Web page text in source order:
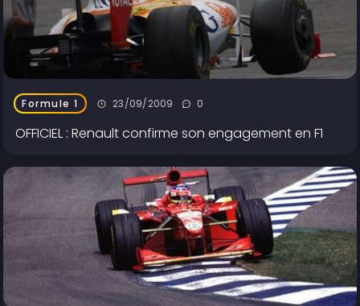
Formule 1 23/09/2009 0
OFFICIEL : Renault confirme son engagement en F1